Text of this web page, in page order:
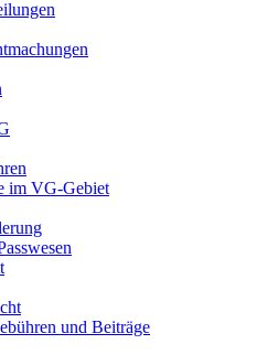
im VG-Gebiet
und Beiträge